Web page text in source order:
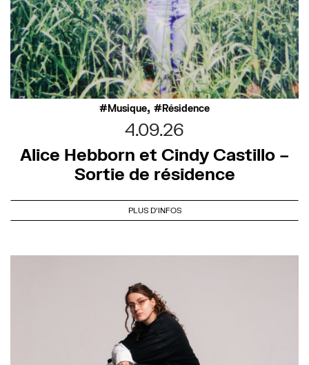
Musique, Résidence
4.09.26
Alice Hebborn et Cindy Castillo –
Sortie de résidence
PLUS D'INFOS